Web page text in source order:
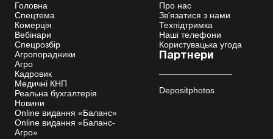
Головна
Спецтема
Комерція
Вебінари
Спецрозбір
Агропорадники
Агро
Кадровик
Медичні КНП
Реальна бухгалтерія
Новини
Online видання «Баланс»
Online видання «Баланс-
Агро»
Про нас
Зв'язатися з нами
Техпідтримка
Наші телефони
Користувацька угода
Партнери
Depositphotos